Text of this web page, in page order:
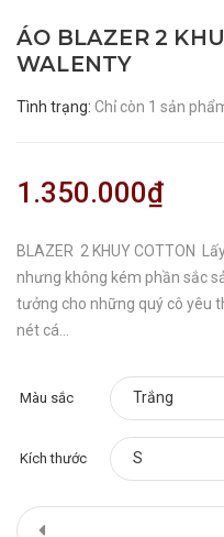
ÁO BLAZER 2
WALENTY
Tình trạng: Chỉ còn 1 sản
1.350.000₫
BLAZER 2 KHUY COTTON
nhưng không kém phần sắc
tưởng cho những quý cô yêu
nét cá...
Màu sắc
Kích thước